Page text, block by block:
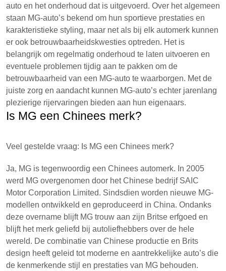
auto en het onderhoud dat is uitgevoerd. Over het algemeen
staan MG-auto’s bekend om hun sportieve prestaties en
karakteristieke styling, maar net als bij elk automerk kunnen
er ook betrouwbaarheidskwesties optreden. Het is
belangrijk om regelmatig onderhoud te laten uitvoeren en
eventuele problemen tijdig aan te pakken om de
betrouwbaarheid van een MG-auto te waarborgen. Met de
juiste zorg en aandacht kunnen MG-auto’s echter jarenlang
plezierige rijervaringen bieden aan hun eigenaars.
Is MG een Chinees merk?
Veel gestelde vraag: Is MG een Chinees merk?
Ja, MG is tegenwoordig een Chinees automerk. In 2005
werd MG overgenomen door het Chinese bedrijf SAIC
Motor Corporation Limited. Sindsdien worden nieuwe MG-
modellen ontwikkeld en geproduceerd in China. Ondanks
deze overname blijft MG trouw aan zijn Britse erfgoed en
blijft het merk geliefd bij autoliefhebbers over de hele
wereld. De combinatie van Chinese productie en Brits
design heeft geleid tot moderne en aantrekkelijke auto’s die
de kenmerkende stijl en prestaties van MG behouden.